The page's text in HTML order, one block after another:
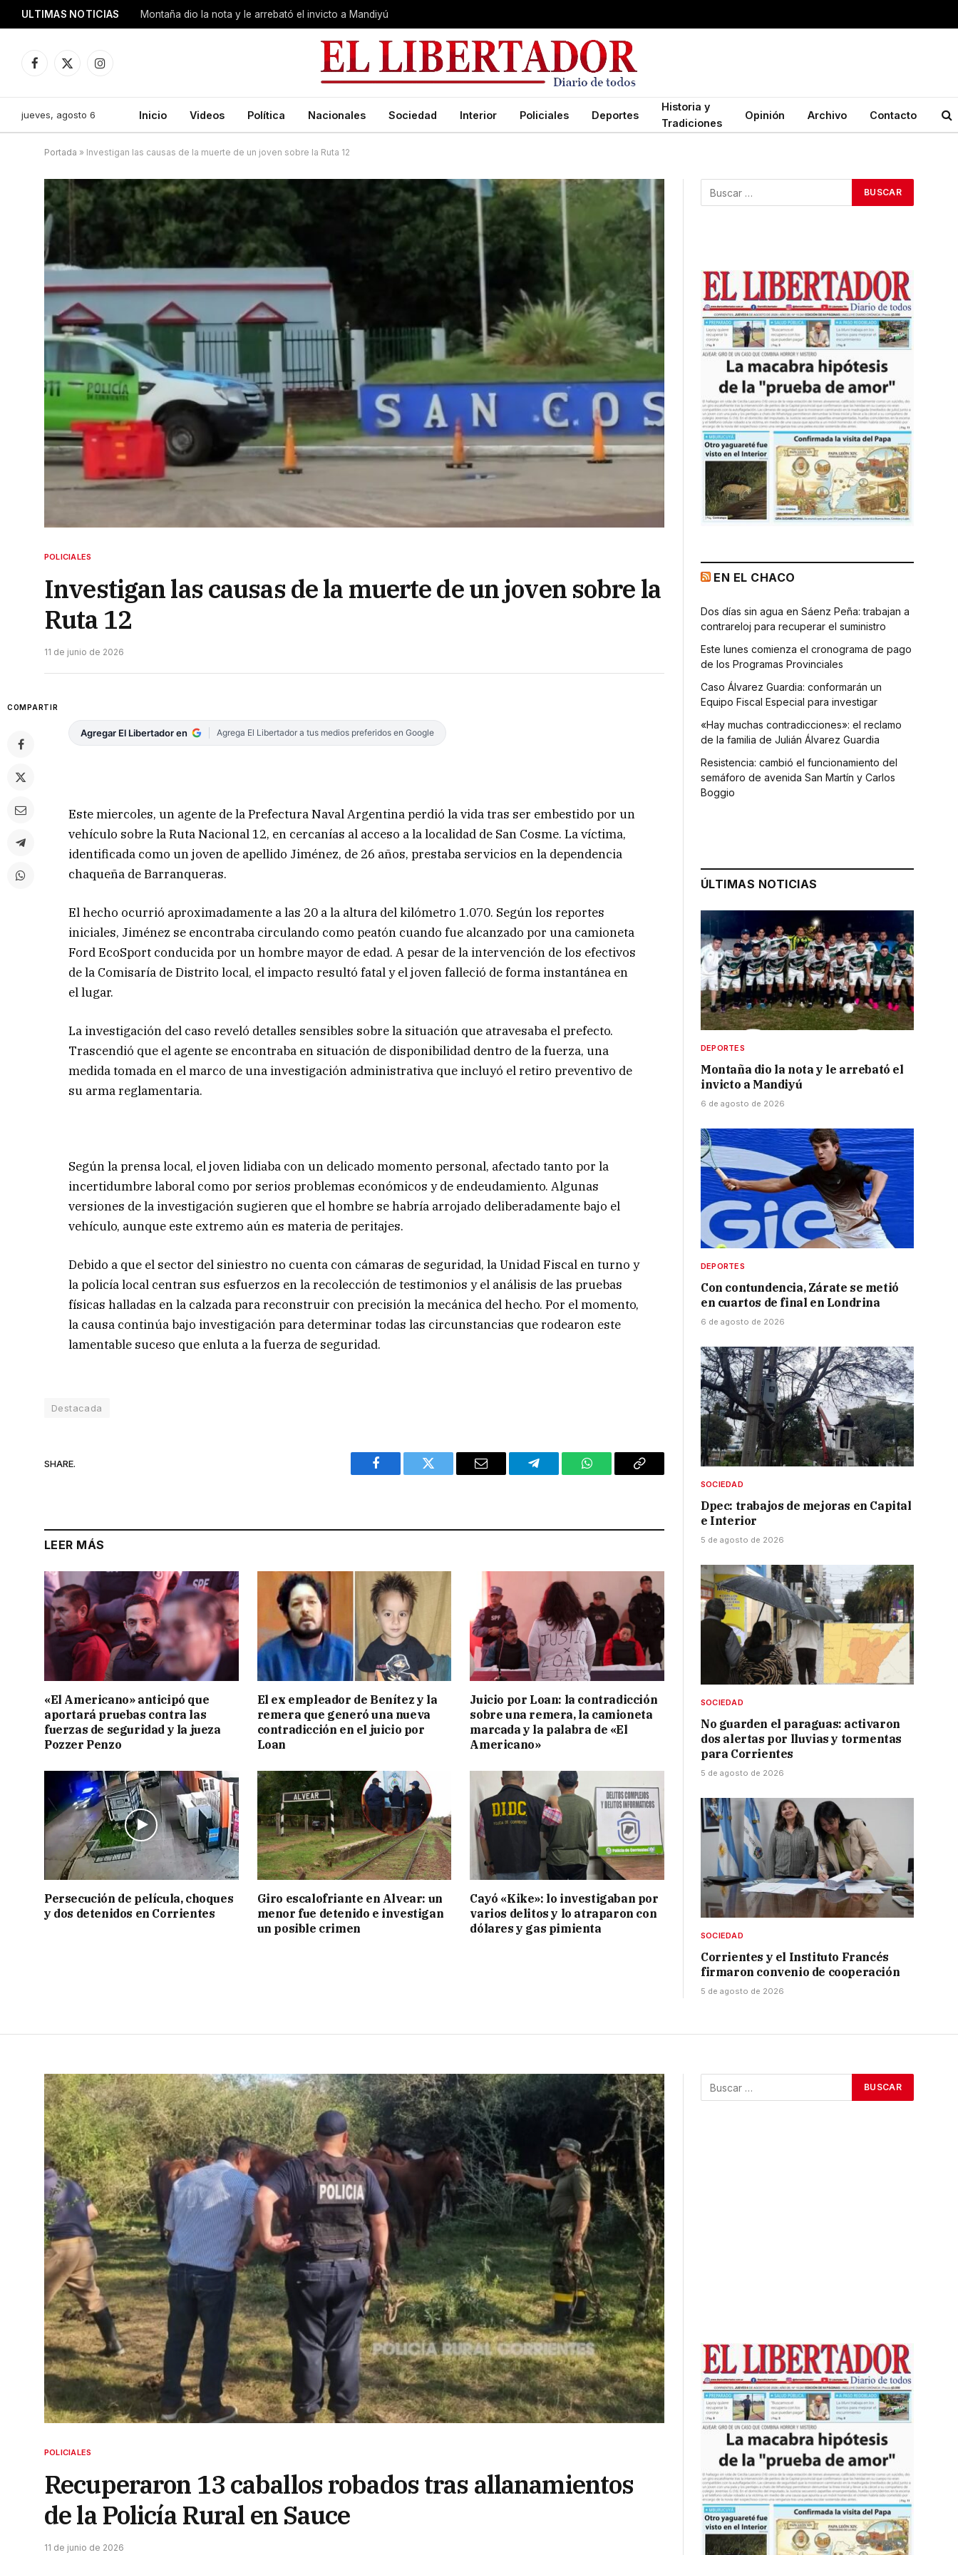
ULTIMAS NOTICIAS Montaña dio la nota y le arrebató el invicto a Mandiyú
Facebook
X
Instagram
jueves, agosto 6 Inicio Videos Política Nacionales Sociedad Interior Policiales Deportes
Historia y
Tradiciones
Opinión Archivo Contacto
Portada » Investigan las causas de la muerte de un joven sobre la Ruta 12
POLICIALES
Investigan las causas de la muerte de un joven sobre la
Ruta 12
11 de junio de 2026
COMPARTIR
Agregar El Libertador en Agrega El Libertador a tus medios preferidos en Google
Este miercoles, un agente de la Prefectura Naval Argentina perdió la vida tras ser embestido por un
vehículo sobre la Ruta Nacional 12, en cercanías al acceso a la localidad de San Cosme. La víctima,
identificada como un joven de apellido Jiménez, de 26 años, prestaba servicios en la dependencia
chaqueña de Barranqueras.
El hecho ocurrió aproximadamente a las 20 a la altura del kilómetro 1.070. Según los reportes
iniciales, Jiménez se encontraba circulando como peatón cuando fue alcanzado por una camioneta
Ford EcoSport conducida por un hombre mayor de edad. A pesar de la intervención de los efectivos
de la Comisaría de Distrito local, el impacto resultó fatal y el joven falleció de forma instantánea en
el lugar.
La investigación del caso reveló detalles sensibles sobre la situación que atravesaba el prefecto.
Trascendió que el agente se encontraba en situación de disponibilidad dentro de la fuerza, una
medida tomada en el marco de una investigación administrativa que incluyó el retiro preventivo de
su arma reglamentaria.
Según la prensa local, el joven lidiaba con un delicado momento personal, afectado tanto por la
incertidumbre laboral como por serios problemas económicos y de endeudamiento. Algunas
versiones de la investigación sugieren que el hombre se habría arrojado deliberadamente bajo el
vehículo, aunque este extremo aún es materia de peritajes.
Debido a que el sector del siniestro no cuenta con cámaras de seguridad, la Unidad Fiscal en turno y
la policía local centran sus esfuerzos en la recolección de testimonios y el análisis de las pruebas
físicas halladas en la calzada para reconstruir con precisión la mecánica del hecho. Por el momento,
la causa continúa bajo investigación para determinar todas las circunstancias que rodearon este
lamentable suceso que enluta a la fuerza de seguridad.
Destacada
SHARE.
Facebook Twitter Email Telegram WhatsAppCopy
LEER MÁS
«El Americano» anticipó que
aportará pruebas contra las
fuerzas de seguridad y la jueza
Pozzer Penzo
El ex empleador de Benítez y la
remera que generó una nueva
contradicción en el juicio por
Loan
Juicio por Loan: la contradicción
sobre una remera, la camioneta
marcada y la palabra de «El
Americano»
Persecución de película, choques
y dos detenidos en Corrientes
Giro escalofriante en Alvear: un
menor fue detenido e investigan
un posible crimen
Cayó «Kike»: lo investigaban por
varios delitos y lo atraparon con
dólares y gas pimienta
EN EL CHACO
Dos días sin agua en Sáenz Peña: trabajan a
contrareloj para recuperar el suministro
Este lunes comienza el cronograma de pago
de los Programas Provinciales
Caso Álvarez Guardia: conformarán un
Equipo Fiscal Especial para investigar
«Hay muchas contradicciones»: el reclamo
de la familia de Julián Álvarez Guardia
Resistencia: cambió el funcionamiento del
semáforo de avenida San Martín y Carlos
Boggio
ÚLTIMAS NOTICIAS
DEPORTES
Montaña dio la nota y le arrebató el
invicto a Mandiyú
6 de agosto de 2026
DEPORTES
Con contundencia, Zárate se metió
en cuartos de final en Londrina
6 de agosto de 2026
SOCIEDAD
Dpec: trabajos de mejoras en Capital
e Interior
5 de agosto de 2026
SOCIEDAD
No guarden el paraguas: activaron
dos alertas por lluvias y tormentas
para Corrientes
5 de agosto de 2026
SOCIEDAD
Corrientes y el Instituto Francés
firmaron convenio de cooperación
5 de agosto de 2026
POLICIALES
Recuperaron 13 caballos robados tras allanamientos
de la Policía Rural en Sauce
11 de junio de 2026